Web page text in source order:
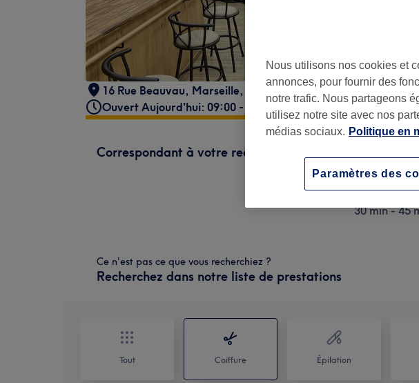
16 Rue Beauvau, Marseille, Marseille, 13001
Ouvert Aujourd'hui: 09:00 - 19:00
Correspondant à votre recherche
30 minMa
Homme -
30 min - 45
Ce n'est pas ce que vous recherchiez ?
Recherchez dans notre liste de prestations
Tout Coiffure Épilation
Nous utilisons nos cookies et
annonces, pour fournir des
notre trafic. Nous partageons
utilisez notre site avec nos
médias sociaux. Politique en
Paramètres des